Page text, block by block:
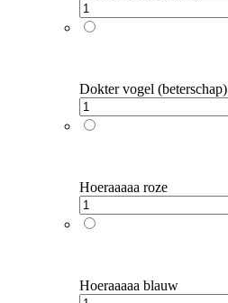
Dokter vogel (beterschap)
Hoeraaaaa roze
Hoeraaaaa blauw